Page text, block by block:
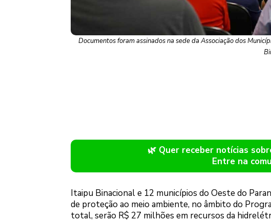
Documentos foram assinados na sede da Associação dos
🌿 Quer receber notícias
Entre na
Itaipu Binacional e 12 municípios do Oeste do
de proteção ao meio ambiente, no âmbito do
total, serão R$ 27 milhões em recursos da